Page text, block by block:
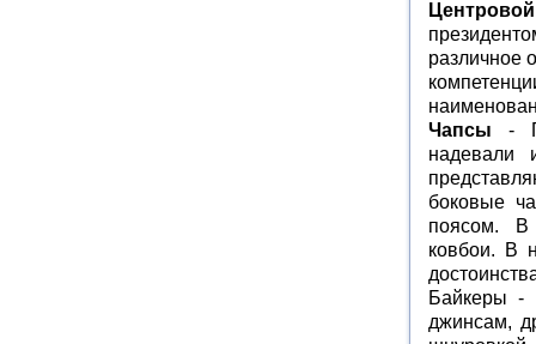
Центровой
различное
Чапсы -
надевали
боковые
поясом. В
ковбои. В
Байкеры -
джинсам,